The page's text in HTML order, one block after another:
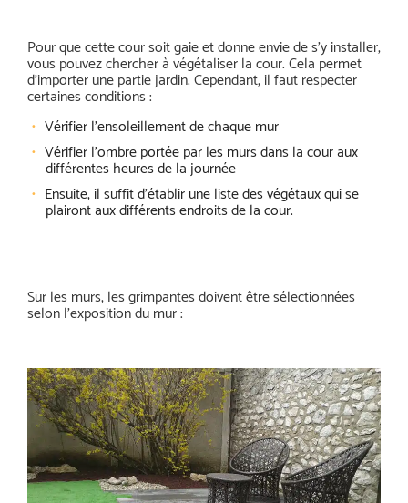
Pour que cette cour soit gaie et donne envie de s’y installer,
vous pouvez chercher à végétaliser la cour. Cela permet
d’importer une partie jardin. Cependant, il faut respecter
certaines conditions :
Vérifier l’ensoleillement de chaque mur
Vérifier l’ombre portée par les murs dans la cour aux
différentes heures de la journée
Ensuite, il suffit d’établir une liste des végétaux qui se
plairont aux différents endroits de la cour.
Sur les murs, les grimpantes doivent être sélectionnées
selon l’exposition du mur :